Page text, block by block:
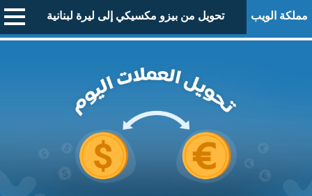
مملكة الويب تحويل من بيزو مكسيكي إلى ليرة لبنانية